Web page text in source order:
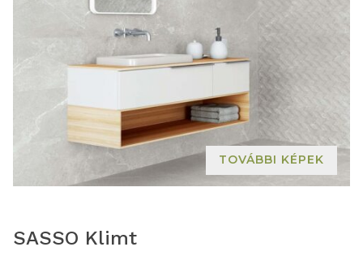
TOVÁBBI KÉPEK
SASSO Klimt